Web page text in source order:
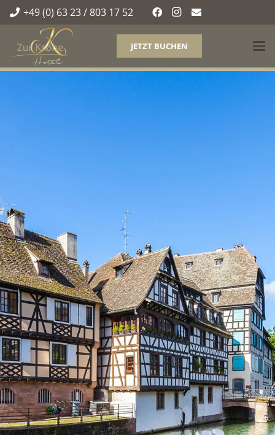
+49 (0) 63 23 / 803 17 52
JETZT BUCHEN